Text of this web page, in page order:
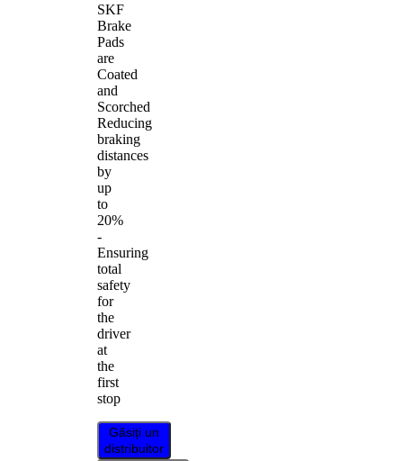
SKF
Brake
Pads
are
Coated
and
Scorched
Reducing
braking
distances
by
up
to
20%
-
Ensuring
total
safety
for
the
driver
at
the
first
stop
Găsiți un
distribuitor